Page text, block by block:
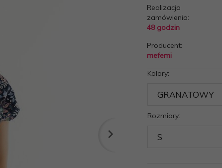
Realizacja
zamówienia:
48 godzin
Producent:
mefemi
Kolory:
Rozmiary: